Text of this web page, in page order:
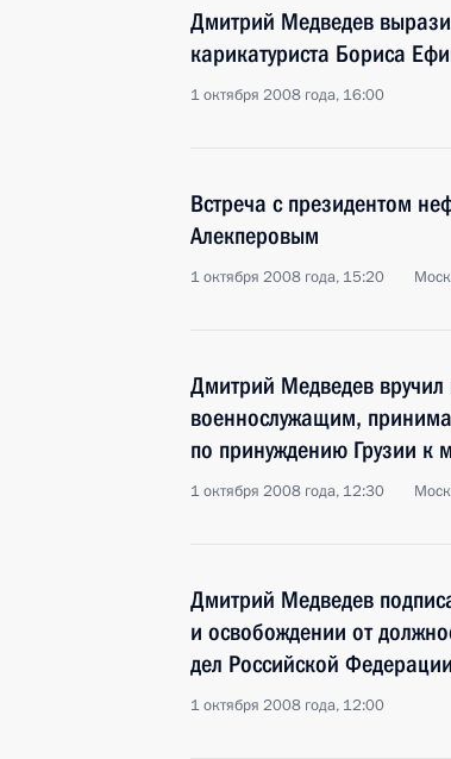
Дмитрий Медведев
карикатуриста Бориса
1 октября 2008 года, 16:00
Встреча с президентом
Алекперовым
1 октября 2008 года, 15:20
Дмитрий Медведев вручил
военнослужащим,
по принуждению Грузии к
1 октября 2008 года, 12:30
Дмитрий Медведев
и освобождении от
дел Российской
1 октября 2008 года, 12:00